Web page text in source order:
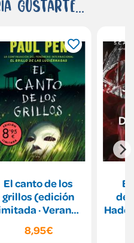
gustarte...
El canto de los
grillos (edición
· Verano)
2)
8,95€